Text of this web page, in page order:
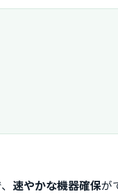
速やかな機器確保が